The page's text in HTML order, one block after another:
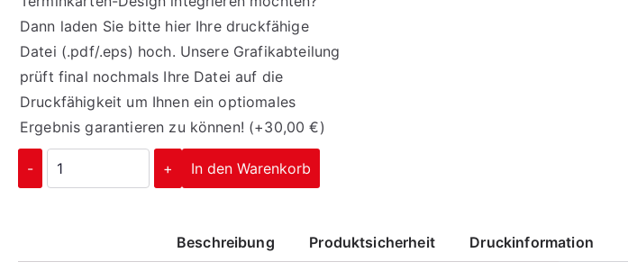
Dann laden Sie bitte hier Ihre druckfähige
Datei (.pdf/.eps) hoch. Unsere Grafikabteilung
prüft final nochmals Ihre Datei auf die
Druckfähigkeit um Ihnen ein optiomales
Ergebnis garantieren zu können! (+30,00€)
- + In den Warenkorb
Beschreibung Produktsicherheit Druckinformation